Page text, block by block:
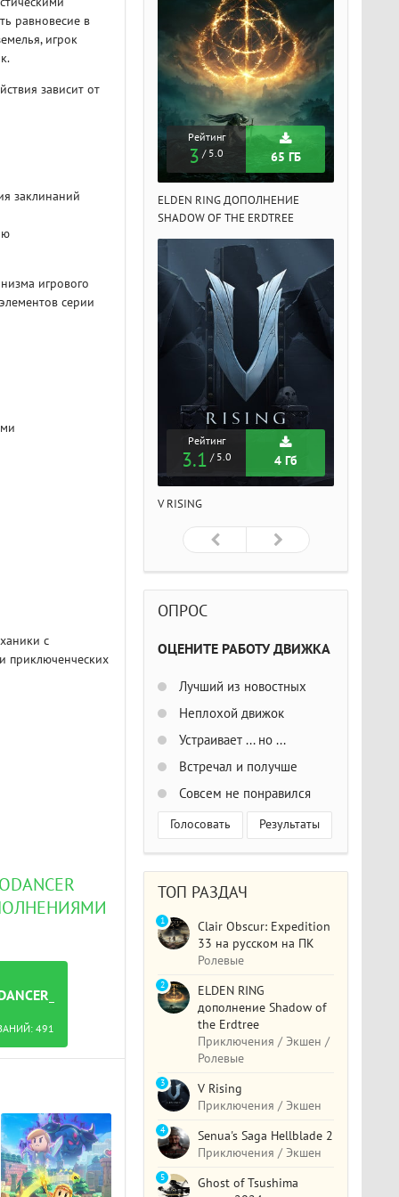
равновесие в
игрок
зависит от
заклинаний
игрового
серии
с
приключенческих
491
RING ДОПОЛНЕНИЕ
Рейтинг
3 / 5.0 65 ГБ
ELDEN RING ДОПОЛНЕНИЕ
SHADOW OF THE ERDTREE
Рейтинг
3.1 / 5.0 4 Гб
V RISING
ОПРОС
ОЦЕНИТЕ РАБОТУ ДВИЖКА
Лучший из новостных
Неплохой движок
Устраивает ... но ...
Встречал и получше
Совсем не понравился
Голосовать Результаты
ТОП РАЗДАЧ
Clair Obscur: Expedition
33 на русском на ПК
Ролевые
1
ELDEN RING
дополнение Shadow of
the Erdtree
Приключения / Экшен /
Ролевые
2
V Rising
Приключения / Экшен
3
Senua's Saga Hellblade 2
Приключения / Экшен
4
Ghost of Tsushima
5